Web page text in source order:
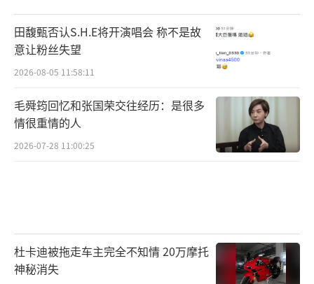
田馥甄否认S.H.E将开演唱会 称不是故
意让粉丝失望
2026-08-05 11:58:11
毛舜筠回忆和张国荣交往经历：是很多
情很重情的人
2026-07-28 11:00:25
杜卡迪被拖走车主完全不知情 20万摩托
神秘消失